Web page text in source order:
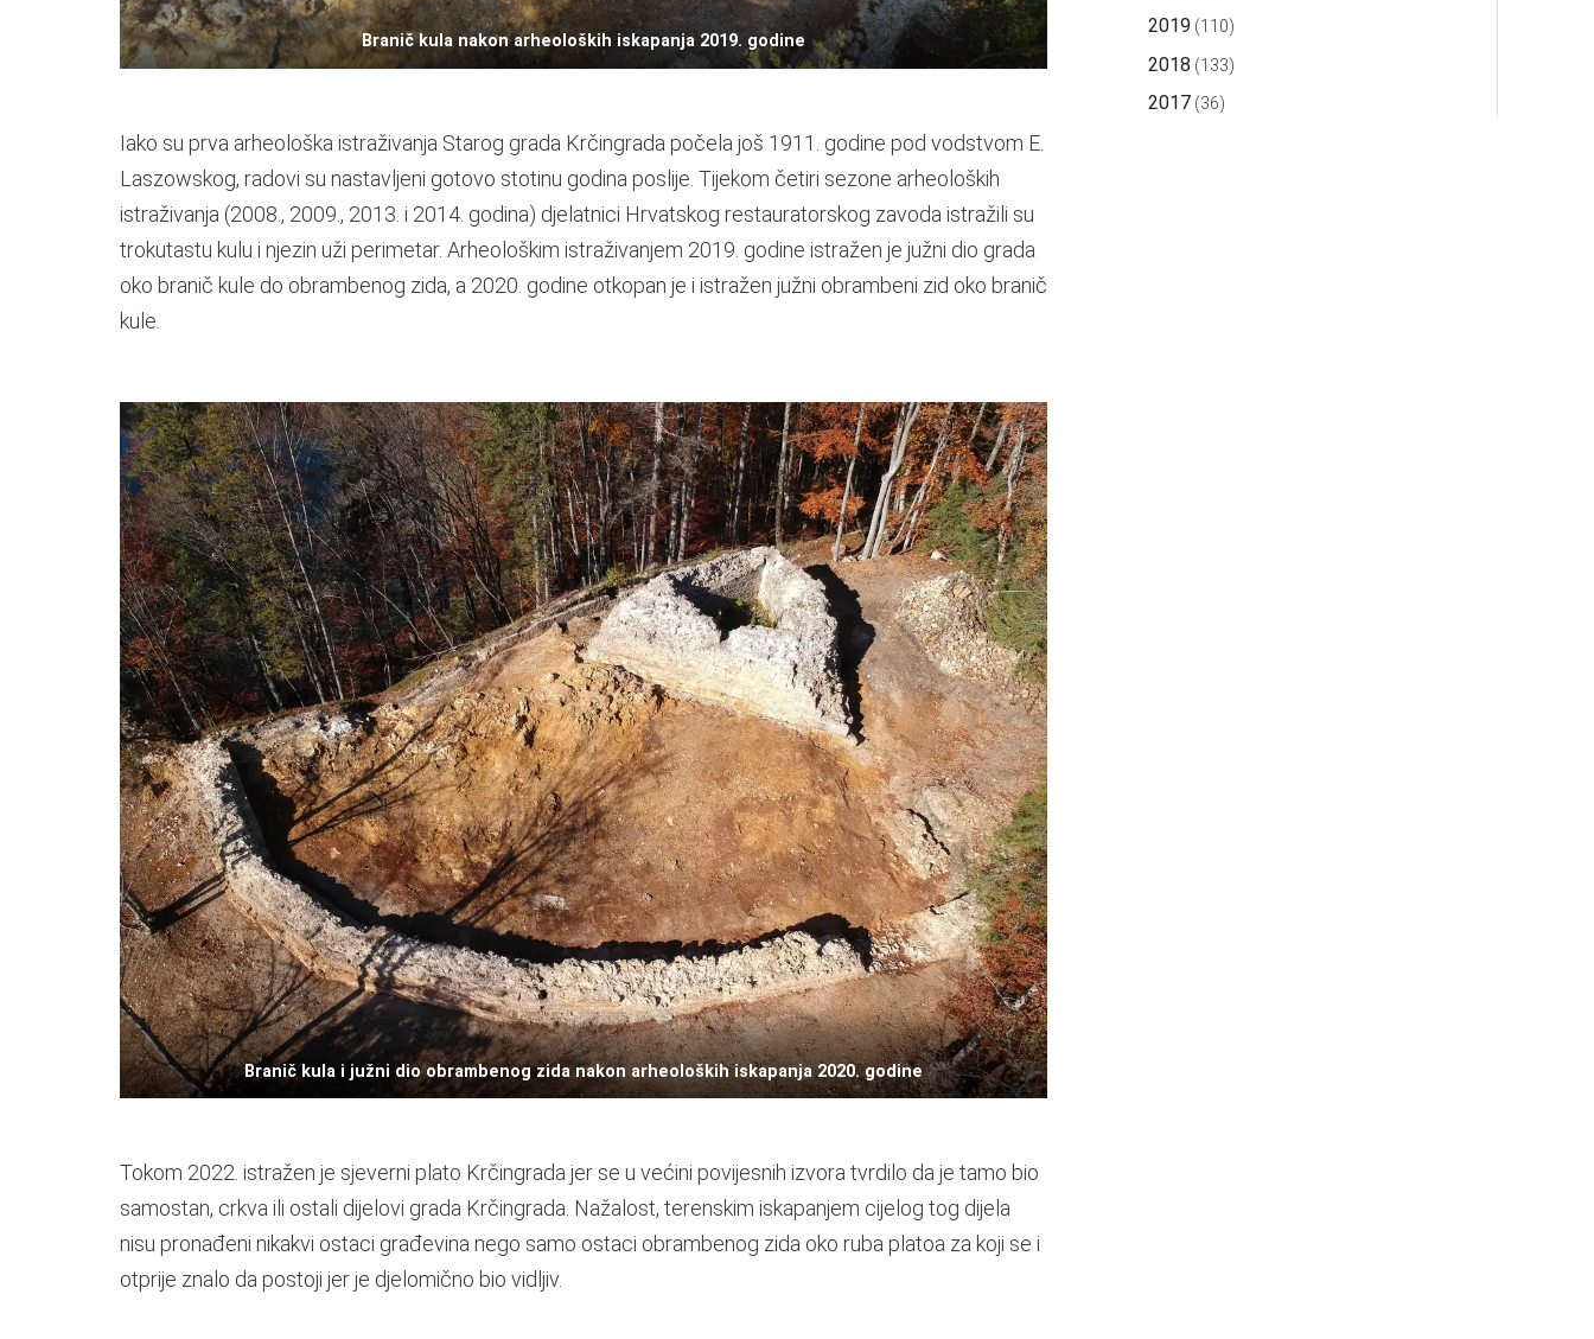
Branič kula nakon arheoloških iskapanja 2019. godine
Iako su prva arheološka istraživanja Starog grada Krčingrada počela još 1911. godine pod vodstvom E.
Laszowskog, radovi su nastavljeni gotovo stotinu godina poslije. Tijekom četiri sezone arheoloških
istraživanja (2008., 2009., 2013. i 2014. godina) djelatnici Hrvatskog restauratorskog zavoda istražili su
trokutastu kulu i njezin uži perimetar. Arheološkim istraživanjem 2019. godine istražen je južni dio grada
oko branič kule do obrambenog zida, a 2020. godine otkopan je i istražen južni obrambeni zid oko branič
kule.
Branič kula i južni dio obrambenog zida nakon arheoloških iskapanja 2020. godine
Tokom 2022. istražen je sjeverni plato Krčingrada jer se u većini povijesnih izvora tvrdilo da je tamo bio
samostan, crkva ili ostali dijelovi grada Krčingrada. Nažalost, terenskim iskapanjem cijelog tog dijela
nisu pronađeni nikakvi ostaci građevina nego samo ostaci obrambenog zida oko ruba platoa za koji se i
otprije znalo da postoji jer je djelomično bio vidljiv.
2019 (110)
2018 (133)
2017 (36)